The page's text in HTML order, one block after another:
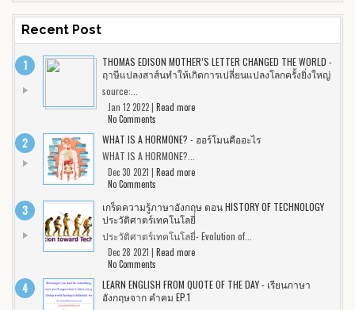
Recent Post
THOMAS EDISON MOTHER’S LETTER CHANGED THE WORLD -
ฤาษีแปลงสาส์นทำให้เกิดการเปลี่ยนแปลงโลกครั้งยิ่งใหญ่
source:...
Jan 12 2022 | Read more
No Comments
WHAT IS A HORMONE? - ฮอร์โมนคืออะไร
WHAT IS A HORMONE?...
Dec 30 2021 | Read more
No Comments
เกร็ดความรู้ภาษาอังกฤษ ตอน HISTORY OF TECHNOLOGY
ประวัติศาตร์เทคโนโลยี่
ประวัติศาตร์เทคโนโลยี่- Evolution of...
Dec 28 2021 | Read more
No Comments
LEARN ENGLISH FROM QUOTE OF THE DAY - เรียนภาษา
อังกฤษจาก คำคม EP.1